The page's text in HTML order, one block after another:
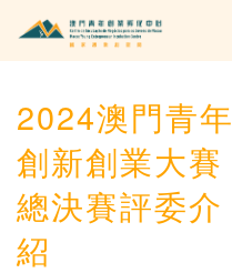
2024澳門青年
創新創業大賽
總決賽評委介
紹